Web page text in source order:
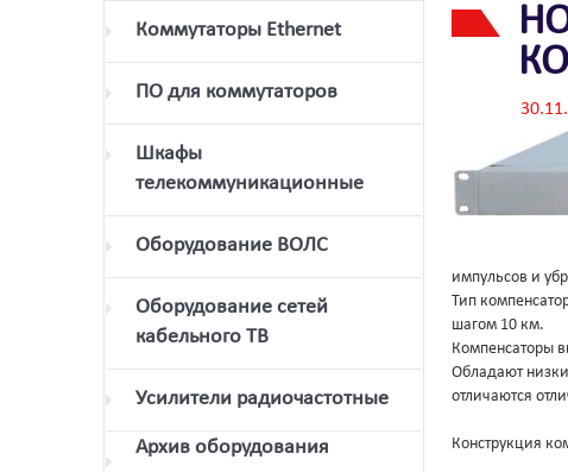
Коммутаторы Ethernet
ПО для коммутаторов
Шкафы
телекоммуникационные
Оборудование ВОЛС
Оборудование сетей
кабельного ТВ
Усилители радиочастотные
Архив оборудования
импульсов и
Тип
шагом 10 км.
Компенсаторы
Обладают
отличаются
Конструкция